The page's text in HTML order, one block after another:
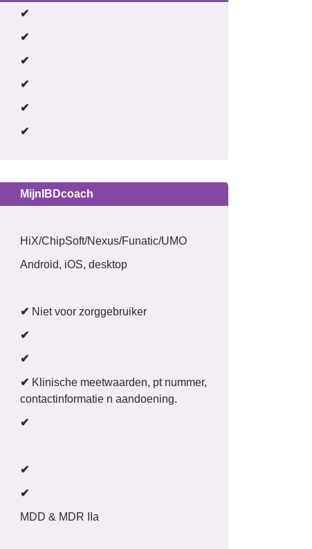
✔
✔
✔
✔
✔
✔
MijnIBDcoach
HiX/ChipSoft/Nexus/Funatic/UMO
Android, iOS, desktop
✔ Niet voor zorggebruiker
✔
✔
✔ Klinische meetwaarden, pt nummer,
contactinformatie n aandoening.
✔
✔
✔
MDD & MDR IIa